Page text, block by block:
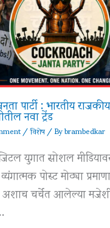
पार्टी : भारतीय
नवा ट्रेंड
/विशेष/ Bybrambedkar
युगात सोशल
पोस्ट मोठ्या
चर्चेत आलेल्या